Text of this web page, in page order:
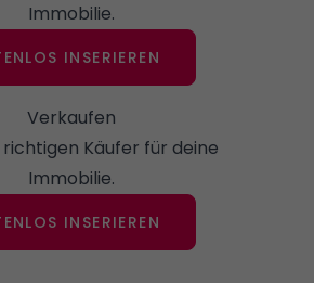
Immobilie.
INSERIEREN
Verkaufen
richtigen Käufer für deine
Immobilie.
INSERIEREN